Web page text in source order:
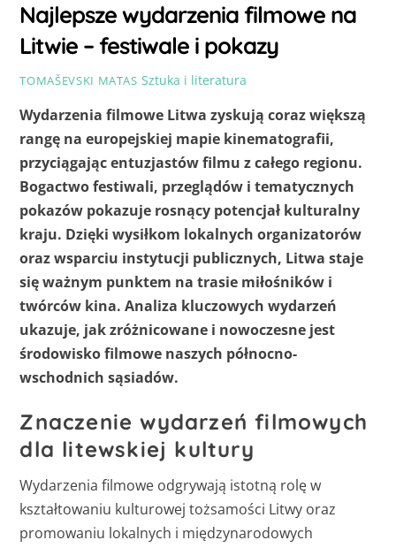
Najlepsze wydarzenia filmowe na
Litwie – festiwale i pokazy
TOMAŠEVSKI MATAS Sztuka i literatura
Wydarzenia filmowe Litwa zyskują coraz większą
rangę na europejskiej mapie kinematografii,
przyciągając entuzjastów filmu z całego regionu.
Bogactwo festiwali, przeglądów i tematycznych
pokazów pokazuje rosnący potencjał kulturalny
kraju. Dzięki wysiłkom lokalnych organizatorów
oraz wsparciu instytucji publicznych, Litwa staje
się ważnym punktem na trasie miłośników i
twórców kina. Analiza kluczowych wydarzeń
ukazuje, jak zróżnicowane i nowoczesne jest
środowisko filmowe naszych północno-
wschodnich sąsiadów.
Znaczenie wydarzeń filmowych
dla litewskiej kultury
Wydarzenia filmowe odgrywają istotną rolę w
kształtowaniu kulturowej tożsamości Litwy oraz
promowaniu lokalnych i międzynarodowych